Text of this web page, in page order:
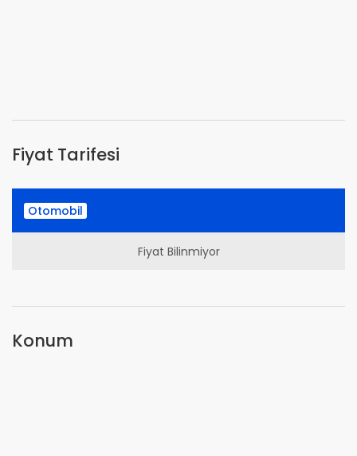
Fiyat Tarifesi
Otomobil
Fiyat Bilinmiyor
Konum